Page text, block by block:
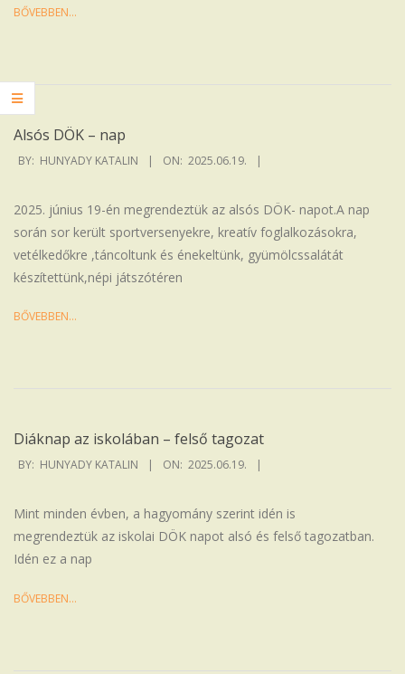
BŐVEBBEN…
Alsós DÖK – nap
2025-
BY: HUNYADY KATALIN ON: 2025.06.19.
2025. június 19-én megrendeztük az alsós DÖK- napot.A nap
során sor került sportversenyekre, kreatív foglalkozásokra,
vetélkedőkre ,táncoltunk és énekeltünk, gyümölcssalátát
készítettünk,népi játszótéren
BŐVEBBEN…
Diáknap az iskolában – felső tagozat
2025-
BY: HUNYADY KATALIN ON: 2025.06.19.
Mint minden évben, a hagyomány szerint idén is
megrendeztük az iskolai DÖK napot alsó és felső tagozatban.
Idén ez a nap
BŐVEBBEN…